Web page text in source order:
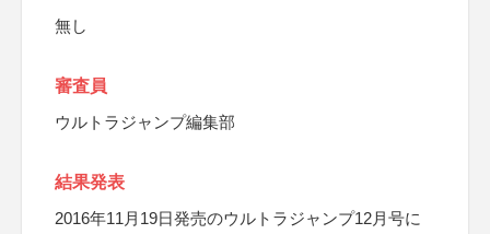
無し
審査員
ウルトラジャンプ編集部
結果発表
2016年11月19日発売のウルトラジャンプ12月号に